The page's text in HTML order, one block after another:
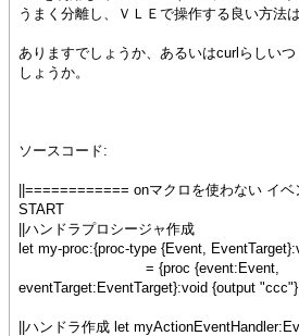
うまく分離し、ＶＬＥで操作する良い方法は
ありますでしょうか、あるいはcurlらしい
しょうか。
ソースコード:
||============ onマクロを使わない イ
START
||ハンドラプロシージャ作成
let my-proc:{proc-type {Event,
= {proc {event:Event,
eventTarget:EventTarget}:void {output
||ハンドラ作成 let